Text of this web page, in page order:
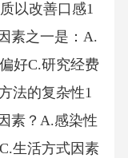
以改善口感1
素之一是：A.
好C.研究经费
法的复杂性1
素？A.感染性
生活方式因素